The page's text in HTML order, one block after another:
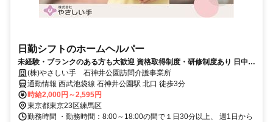
日勤シフトのホームヘルパー
未経験・ブランクのある方も大歓迎 資格取得制度・研修制度あり 日中の
時間を活用できます
(株)やさしい手 石神井公園訪問介護事業所
通勤情報 西武池袋線 石神井公園駅 北口 徒歩3分
時給2,000円～2,595円
東京都東京23区練馬区
勤務時間 ・勤務時間：8:00～18:00の間で１日30分以上、 週1日から